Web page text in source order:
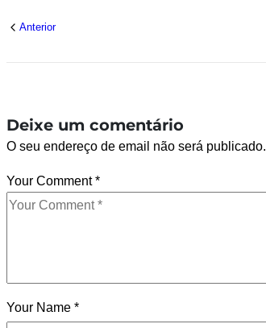
Anterior
Deixe um comentário
O seu endereço de email não será publicado.
Your Comment*
Your Name *